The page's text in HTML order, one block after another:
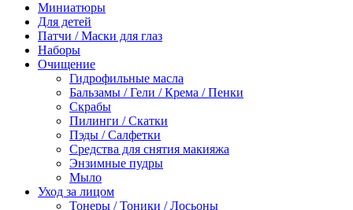
Миниатюры
Для детей
Патчи / Маски для глаз
Наборы
Очищение
Гидрофильные масла
Бальзамы / Гели / Крема / Пенки
Скрабы
Пилинги / Скатки
Пэды / Салфетки
Средства для снятия макияжа
Энзимные пудры
Мыло
Уход за лицом
Тонеры / Тоники / Лосьоны